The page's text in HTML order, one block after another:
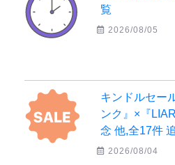
覧
2026/08/05
キンドルセー
ンク』×『
念 他,全17件
2026/08/04